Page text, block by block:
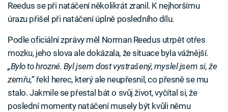
Reedus se při natáčení několikrát zranil. K nejhoršímu
úrazu přišel při natáčení úplně posledního dílu.
Podle oficiální zprávy měl Norman Reedus utrpět otřes
mozku, jeho slova ale dokázala, že situace byla vážnější.
„Bylo to hrozné. Byl jsem dost vystrašený, myslel jsem si, že
zemřu,“řekl herec, který ale neupřesnil, co přesně se mu
stalo. Jakmile se přestal bát o svůj život, vyčítal si, že
poslední momenty natáčení musely být kvůli němu